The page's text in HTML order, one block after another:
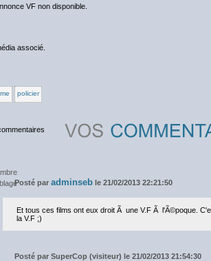
VF non disponible.
associé.
policier
Posté par adminseb le 21/02/2013 22:21:50
Et tous ces films ont eux droit Ã une V.F Ã l'Ã©poque.
la V.F ;)
Posté par SuperCop (visiteur) le 21/02/2013 21:54:30